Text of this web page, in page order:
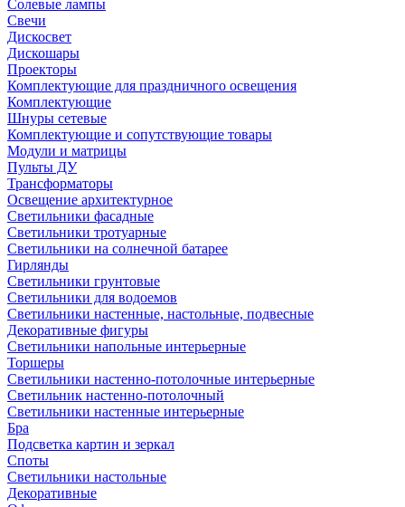
Солевые лампы
Свечи
Дискосвет
Дискошары
Проекторы
Комплектующие для праздничного освещения
Комплектующие
Шнуры сетевые
Комплектующие и сопутствующие товары
Модули и матрицы
Пульты ДУ
Трансформаторы
Освещение архитектурное
Светильники фасадные
Светильники тротуарные
Светильники на солнечной батарее
Гирлянды
Светильники грунтовые
Светильники для водоемов
Светильники настенные, настольные, подвесные
Декоративные фигуры
Светильники напольные интерьерные
Торшеры
Светильники настенно-потолочные интерьерные
Светильник настенно-потолочный
Светильники настенные интерьерные
Бра
Подсветка картин и зеркал
Споты
Светильники настольные
Декоративные